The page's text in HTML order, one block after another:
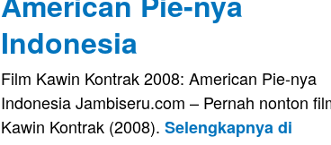
Indonesia
Film Kawin Kontrak 2008: American Pie-nya
Indonesia Jambiseru.com – Pernah nonton
Kawin Kontrak (2008). Selengkapnya di